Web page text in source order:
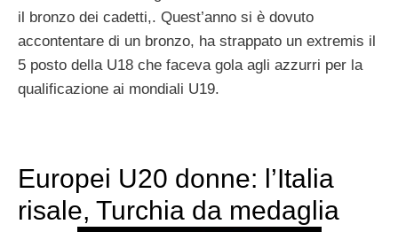
il bronzo dei cadetti,. Quest’anno si è dovuto
accontentare di un bronzo, ha strappato un extremis il
5 posto della U18 che faceva gola agli azzurri per la
qualificazione ai mondiali U19.
Europei U20 donne: l’Italia
risale, Turchia da medaglia